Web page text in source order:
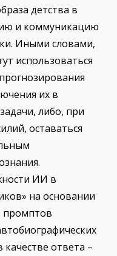
детства в
и коммуникацию
Иными словами,
использоваться
их в
либо, при
оставаться
ИИ в
на основании
промптов
ответа –